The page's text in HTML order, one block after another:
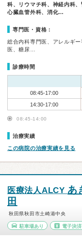
科、リウマチ科、神経内科
心臓血管外科、消化…
専門医・資格：
総合内科専門医、アレルギ
医、糖尿…
診療時間
08:45-17:00
14:30-17:00
08:45-14:00
治療実績
この病院の治療実績を見る
医療法人ALCY あ
田
秋田県秋田市土崎港中央
駐車場あり 電子決